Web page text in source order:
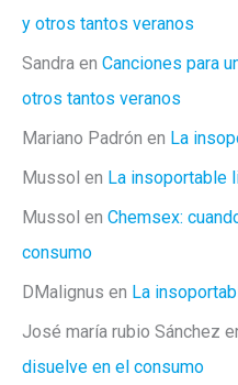
y otros tantos veranos
Sandra en Canciones para
otros tantos veranos
Mariano Padrón en La
Mussol en La insoportable
Mussol en Chemsex:
consumo
DMalignus en La
José maría rubio Sánchez
disuelve en el consumo